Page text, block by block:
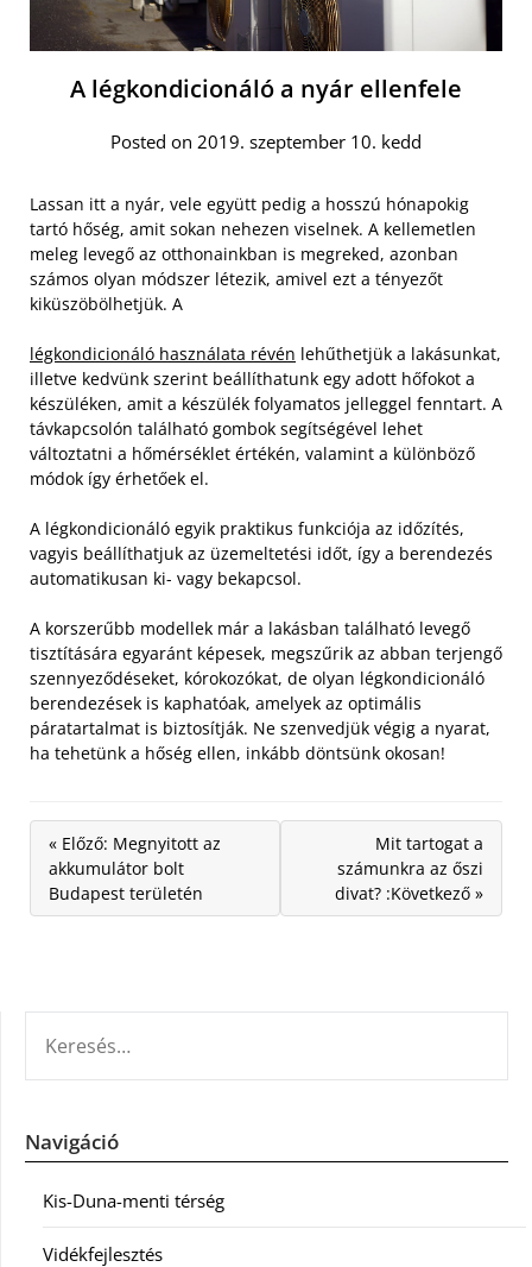
A légkondicionáló a nyár ellenfele
Posted on 2019. szeptember 10. kedd
Lassan itt a nyár, vele együtt pedig a hosszú hónapokig
tartó hőség, amit sokan nehezen viselnek. A kellemetlen
meleg levegő az otthonainkban is megreked, azonban
számos olyan módszer létezik, amivel ezt a tényezőt
kiküszöbölhetjük. A
légkondicionáló használata révén lehűthetjük a lakásunkat,
illetve kedvünk szerint beállíthatunk egy adott hőfokot a
készüléken, amit a készülék folyamatos jelleggel fenntart. A
távkapcsolón található gombok segítségével lehet
változtatni a hőmérséklet értékén, valamint a különböző
módok így érhetőek el.
A légkondicionáló egyik praktikus funkciója az időzítés,
vagyis beállíthatjuk az üzemeltetési időt, így a berendezés
automatikusan ki- vagy bekapcsol.
A korszerűbb modellek már a lakásban található levegő
tisztítására egyaránt képesek, megszűrik az abban terjengő
szennyeződéseket, kórokozókat, de olyan légkondicionáló
berendezések is kaphatóak, amelyek az optimális
páratartalmat is biztosítják. Ne szenvedjük végig a nyarat,
ha tehetünk a hőség ellen, inkább döntsünk okosan!
« Előző: Megnyitott az
akkumulátor bolt
Budapest területén
Mit tartogat a
számunkra az őszi
divat? :Következő »
Navigáció
Kis-Duna-menti térség
Vidékfejlesztés